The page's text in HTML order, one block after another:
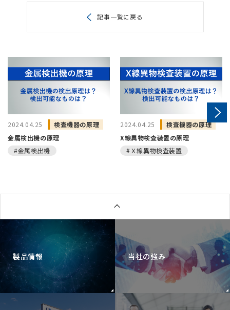
記事一覧に戻る
2024.04.25
検査機器の原理
金属検出機の原理
#金属検出機
2024.04.25
検査機器の原理
X線異物検査装置の原理
#Ｘ線異物検査装置
製品情報 当社の強み